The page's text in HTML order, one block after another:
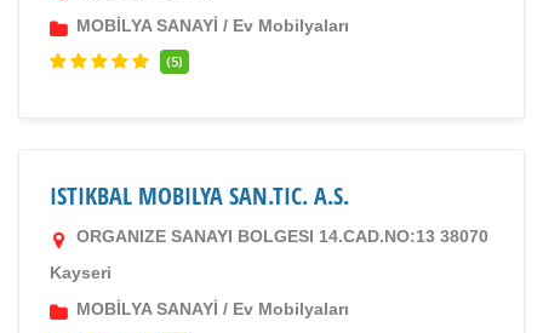
MOBİLYA SANAYİ / Ev Mobilyaları
(5)
ISTIKBAL MOBILYA SAN.TIC. A.S.
ORGANIZE SANAYI BOLGESI 14.CAD.NO:13 38070
Kayseri
MOBİLYA SANAYİ / Ev Mobilyaları